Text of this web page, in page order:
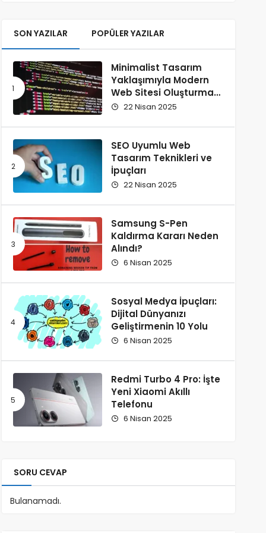
SON YAZILAR POPÜLER YAZILAR
Minimalist Tasarım
Yaklaşımıyla Modern
Web Sitesi Oluşturma
Rehberi
22 Nisan 2025
SEO Uyumlu Web
Tasarım Teknikleri ve
İpuçları
22 Nisan 2025
Samsung S-Pen
Kaldırma Kararı Neden
Alındı?
6 Nisan 2025
Sosyal Medya İpuçları:
Dijital Dünyanızı
Geliştirmenin 10 Yolu
6 Nisan 2025
Redmi Turbo 4 Pro: İşte
Yeni Xiaomi Akıllı
Telefonu
6 Nisan 2025
SORU CEVAP
Bulanamadı.